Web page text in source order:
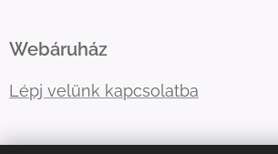
Webáruház
Lépj velünk kapcsolatba